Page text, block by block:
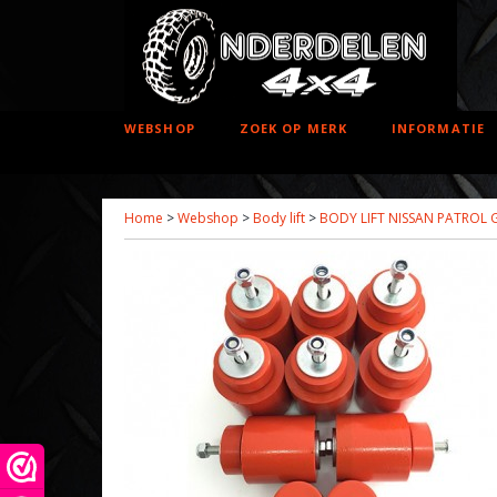
WEBSHOP ZOEK OP MERK INFORMATIE
Home >Webshop > Body lift > BODY LIFT NISSAN PATROL